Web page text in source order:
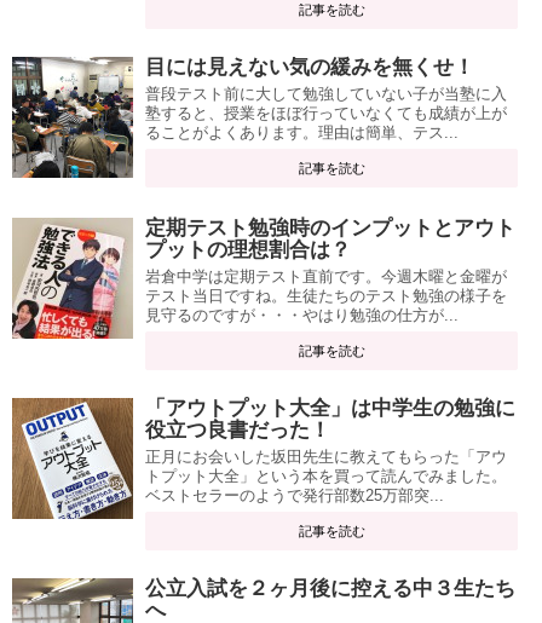
記事を読む
目には見えない気の緩みを無くせ！
普段テスト前に大して勉強していない子が当塾に入
塾すると、授業をほぼ行っていなくても成績が上が
ることがよくあります。理由は簡単、テス...
記事を読む
定期テスト勉強時のインプットとアウト
プットの理想割合は？
岩倉中学は定期テスト直前です。今週木曜と金曜が
テスト当日ですね。生徒たちのテスト勉強の様子を
見守るのですが・・・やはり勉強の仕方が...
記事を読む
「アウトプット大全」は中学生の勉強に
役立つ良書だった！
正月にお会いした坂田先生に教えてもらった「アウ
トプット大全」という本を買って読んでみました。
ベストセラーのようで発行部数25万部突...
記事を読む
公立入試を２ヶ月後に控える中３生たち
へ